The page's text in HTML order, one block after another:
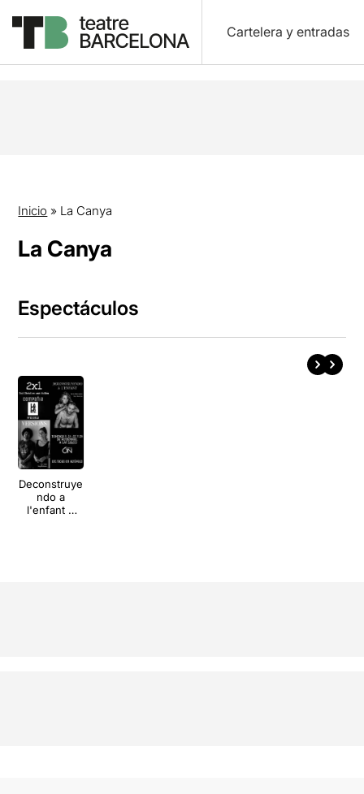
Cartelera y entradas
Inicio » La Canya
La Canya
Espectáculos
Deconstruye
ndo a
l'enfant +